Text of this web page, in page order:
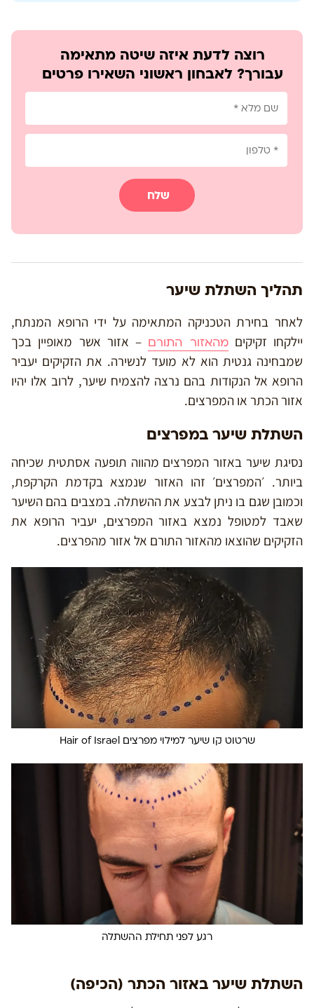
רוצה לדעת איזה שיטה מתאימה
עבורך? לאבחון ראשוני השאירו פרטים
שלח
תהליך השתלת שיער
לאחר בחירת הטכניקה המתאימה על ידי הרופא המנתח,
יילקחו זקיקיםמהאזור התורם – אזור אשר מאופיין בכך
שמבחינה גנטית הוא לא מועד לנשירה. את הזקיקים יעביר
הרופא אל הנקודות בהם נרצה להצמיח שיער, לרוב אלו יהיו
אזור הכתר או המפרצים.
השתלת שיער במפרצים
נסיגת שיער באזור המפרצים מהווה תופעה אסתטית שכיחה
ביותר. ׳המפרצים׳ זהו האזור שנמצא בקדמת הקרקפת,
וכמובן שגם בו ניתן לבצע את ההשתלה. במצבים בהם השיער
שאבד למטופל נמצא באזור המפרצים, יעביר הרופא את
הזקיקים שהוצאו מהאזור התורם אל אזור מהפרצים.
שרטוט קו שיער למילוי מפרצים Hair of Israel
רגע לפני תחילת ההשתלה
השתלת שיער באזור הכתר (הכיפה)